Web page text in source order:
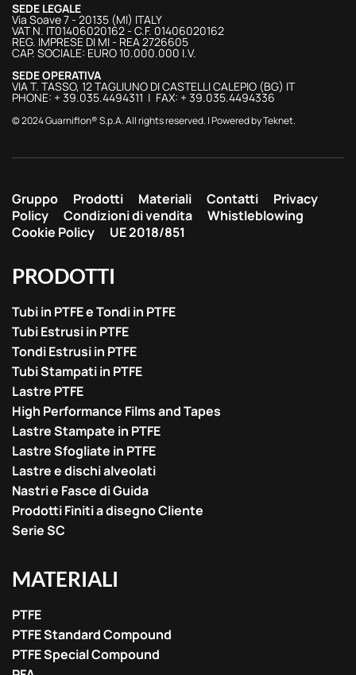
SEDE LEGALE
Via Soave 7 - 20135 (MI) ITALY
VAT N. IT01406020162 - C.F. 01406020162
REG. IMPRESE DI MI - REA 2726605
CAP. SOCIALE: EURO 10.000.000 I.V.
SEDE OPERATIVA
VIA T. TASSO, 12 TAGLIUNO DI CASTELLI CALEPIO (BG) IT
PHONE: + 39.035.4494311 | FAX: + 39.035.4494336
© 2024 Guarniflon® S.p.A. All rights reserved. | Powered byTeknet.
Gruppo Prodotti Materiali Contatti
Privacy
Policy
Condizioni di vendita
Whistleblowing
Cookie Policy
UE 2018/851
PRODOTTI
Tubi in PTFE e Tondi in PTFE
Tubi Estrusi in PTFE
Tondi Estrusi in PTFE
Tubi Stampati in PTFE
Lastre PTFE
High Performance Films and Tapes
Lastre Stampate in PTFE
Lastre Sfogliate in PTFE
Lastre e dischi alveolati
Nastri e Fasce di Guida
Prodotti Finiti a disegno Cliente
Serie SC
MATERIALI
PTFE
PTFE Standard Compound
PTFE Special Compound